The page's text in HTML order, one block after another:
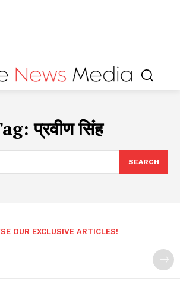
प्रवीण सिंह
SEARCH
OUR EXCLUSIVE ARTICLES!